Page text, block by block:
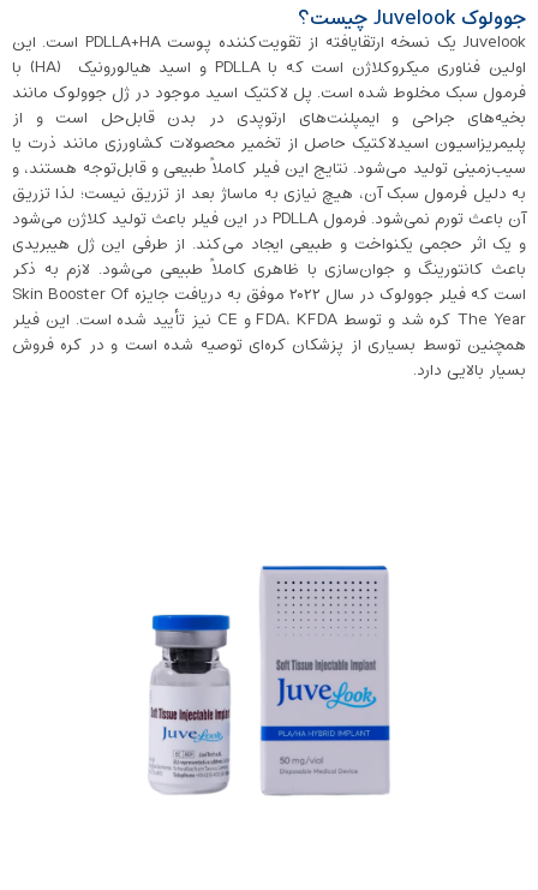
جوولوک Juvelook چیست؟
Juvelook یک نسخه ارتقایافته از تقویت‌کننده پوست PDLLA+HA است. این
اولین فناوری میکروکلاژن است که با PDLLA و اسید هیالورونیک (HA) با
فرمول سبک مخلوط شده است. پل لاکتیک اسید موجود در ژل جوولوک مانند
بخیه‌های جراحی و ایمپلنت‌های ارتوپدی در بدن قابل‌حل است و از
پلیمریزاسیون اسیدلاکتیک حاصل از تخمیر محصولات کشاورزی مانند ذرت یا
سیب‌زمینی تولید می‌شود. نتایج این فیلر کاملاً طبیعی و قابل‌توجه هستند، و
به دلیل فرمول سبک آن، هیچ نیازی به ماساژ بعد از تزریق نیست؛ لذا تزریق
آن باعث تورم نمی‌شود. فرمول PDLLA در این فیلر باعث تولید کلاژن می‌شود
و یک اثر حجمی یکنواخت و طبیعی ایجاد می‌کند. از طرفی این ژل هیبریدی
باعث کانتورینگ و جوان‌سازی با ظاهری کاملاً طبیعی می‌شود. لازم به ذکر
است که فیلر جوولوک در سال ۲۰۲۲ موفق به دریافت جایزه Skin Booster Of
The Year کره شد و توسط FDA، KFDA و CE نیز تأیید شده است. این فیلر
همچنین توسط بسیاری از پزشکان کره‌ای توصیه شده است و در کره فروش
بسیار بالایی دارد.